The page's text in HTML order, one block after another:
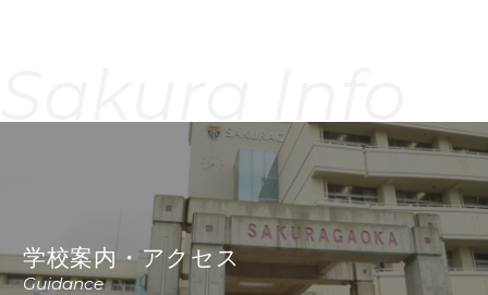
学校案内・アクセス
Guidance